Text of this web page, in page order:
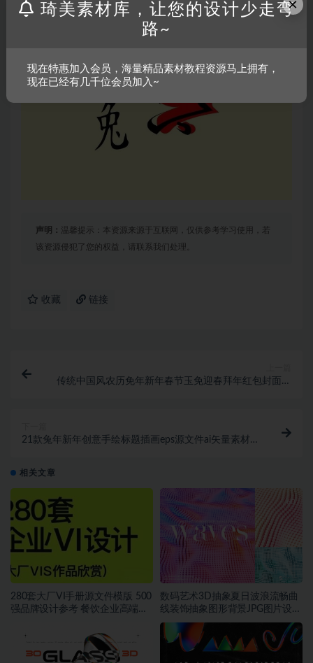
声明： 温馨提示：本资源来源于互联网，仅供参考学习使用，若
该资源侵犯了您的权益，请联系我们处理。
收藏 链接
传统中国风农历免年新年春节玉免迎春拜年红包封面设
21款兔年新年创意手绘标题插画eps源文件ai矢量素材
相关文章
280套大厂VI手册源文件模版 500
强品牌设计参考 餐饮企业高端矢
数码艺术3D抽象夏日波浪流畅曲
线装饰抽象图形背景JPG图片设计
素材
×
琦美素材库，让您的设计少走弯
路~
现在特惠加入会员，海量精品素材教程资源马上拥有，
现在已经有几千位会员加入~